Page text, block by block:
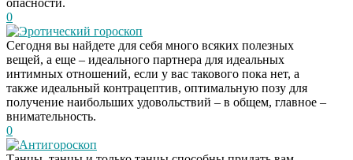
0
Эротический гороскоп
Сегодня вы найдете для себя много всяких полезных
вещей, а еще – идеального партнера для идеальных
интимных отношений, если у вас такового пока нет, а
также идеальный контрацептив, оптимальную позу для
получение наибольших удовольствий – в общем, главное –
внимательность.
0
Антигороскоп